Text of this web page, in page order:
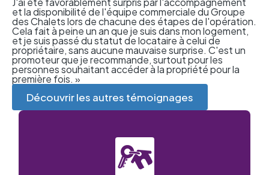
et la disponibilité de l'équipe commerciale du Groupe
des Chalets lors de chacune des étapes de l'opération.
Cela fait à peine un an que je suis dans mon logement,
et je suis passé du statut de locataire à celui de
propriétaire, sans aucune mauvaise surprise. C'est un
promoteur que je recommande, surtout pour les
personnes souhaitant accéder à la propriété pour la
première fois. »
Découvrir les autres témoignages